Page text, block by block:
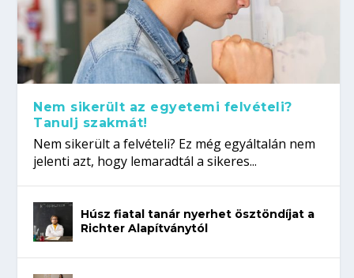
Nem sikerült az egyetemi felvételi?
Tanulj szakmát!
Nem sikerült a felvételi? Ez még egyáltalán nem
jelenti azt, hogy lemaradtál a sikeres...
Húsz fiatal tanár nyerhet ösztöndíjat a
Richter Alapítványtól